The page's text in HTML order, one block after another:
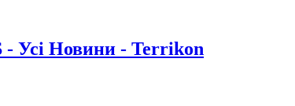
Іспанія більше не хоче
проводити чемпіонат світу